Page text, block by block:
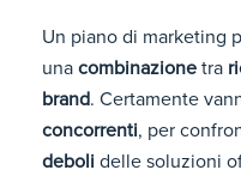
Un piano di marketing
una combinazione tra
brand. Certamente
concorrenti, per
deboli delle soluzioni